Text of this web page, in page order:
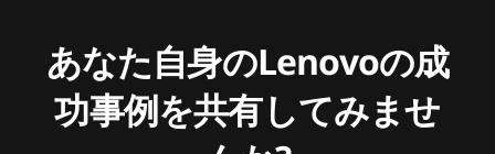
あなた自身のLenovoの成
功事例を共有してみませ